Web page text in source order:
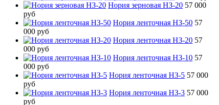
Нория зерновая НЗ-20 57 000
руб
Нория ленточная НЗ-50 57
000 руб
Нория ленточная НЗ-20 57
000 руб
Нория ленточная НЗ-10 57
000 руб
Нория ленточная НЗ-5 57 000
руб
Нория ленточная НЗ-3 57 000
руб